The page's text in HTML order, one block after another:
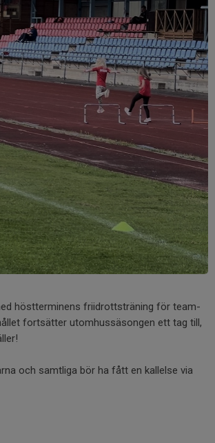
höstterminens friidrottsträning för team-
fortsätter utomhussäsongen ett tag till,
och samtliga bör ha fått en kallelse via